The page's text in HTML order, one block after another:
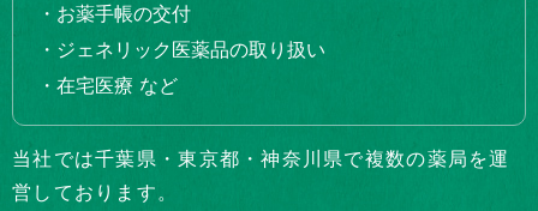
・お薬手帳の交付
・ジェネリック医薬品の取り扱い
・在宅医療 など
当社では千葉県・東京都・神奈川県で複数の薬局を運
営しております。